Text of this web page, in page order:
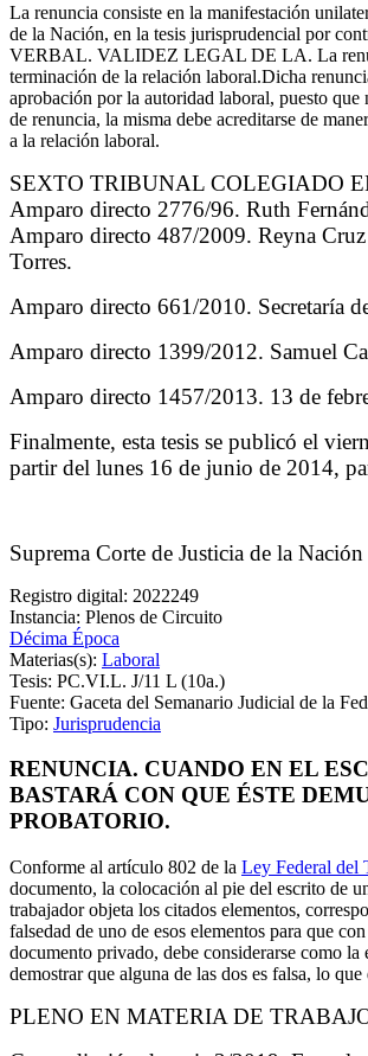
La renuncia consiste en la manifestación
de la Nación, en la tesis jurisprudencial por
VERBAL. VALIDEZ LEGAL DE LA. La
terminación de la relación laboral.Dicha
aprobación por la autoridad laboral, puesto
de renuncia, la misma debe acreditarse de
a la relación laboral.
SEXTO TRIBUNAL COLEGIADO
Amparo directo 2776/96. Ruth
Amparo directo 487/2009. Reyna
Torres.
Amparo directo 661/2010. Secretaría
Amparo directo 1399/2012. Samuel
Amparo directo 1457/2013. 13 de
Finalmente, esta tesis se publicó el
partir del lunes 16 de junio de 2014,
Suprema Corte de Justicia de la Nación
Registro digital: 2022249
Instancia: Plenos de Circuito
Décima Época
Materias(s): Laboral
Tesis: PC.VI.L. J/11 L (10a.)
Fuente: Gaceta del Semanario Judicial de la
Tipo: Jurisprudencia
RENUNCIA. CUANDO EN EL
BASTARÁ CON QUE ÉSTE
PROBATORIO.
Conforme al artículo 802 de la Ley Federal del
documento, la colocación al pie del escrito de
trabajador objeta los citados elementos,
falsedad de uno de esos elementos para que
documento privado, debe considerarse como
demostrar que alguna de las dos es falsa, lo
PLENO EN MATERIA DE